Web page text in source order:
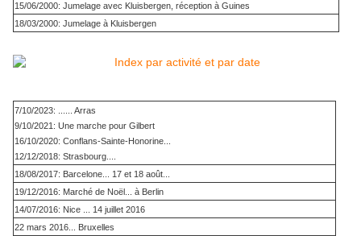
15/06/2000: Jumelage avec Kluisbergen, réception à Guines
18/03/2000: Jumelage à Kluisbergen
7/10/2023: ...... Arras
9/10/2021: Une marche pour Gilbert
16/10/2020: Conflans-Sainte-Honorine...
12/12/2018: Strasbourg....
18/08/2017: Barcelone... 17 et 18 août...
19/12/2016: Marché de Noël... à Berlin
14/07/2016: Nice ... 14 juillet 2016
22 mars 2016... Bruxelles